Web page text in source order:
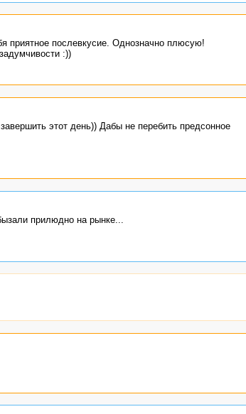
приятное послевкусие. Однозначно плюсую!
:))
этот день)) Дабы не перебить предсонное
прилюдно на рынке...